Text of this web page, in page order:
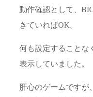
動作確認として、
きていればOK。
何も設定することな
表示していました。
肝心のゲームですが